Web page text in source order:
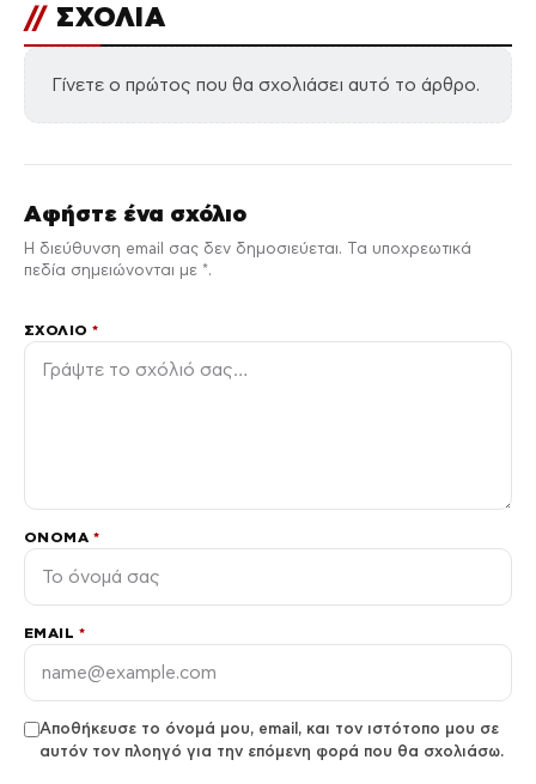
// ΣΧΟΛΙΑ
Γίνετε ο πρώτος που θα σχολιάσει αυτό το άρθρο.
Αφήστε ένα σχόλιο
Η διεύθυνση email σας δεν δημοσιεύεται. Τα υποχρεωτικά
πεδία σημειώνονται με *.
ΣΧΌΛΙΟ*
ΌΝΟΜΑ *
EMAIL *
Αποθήκευσε το όνομά μου, email, και τον ιστότοπο μου σε
αυτόν τον πλοηγό για την επόμενη φορά που θα σχολιάσω.